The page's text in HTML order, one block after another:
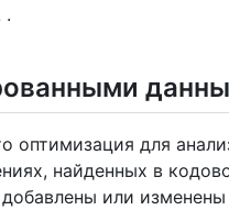
.
для
найденных в
или